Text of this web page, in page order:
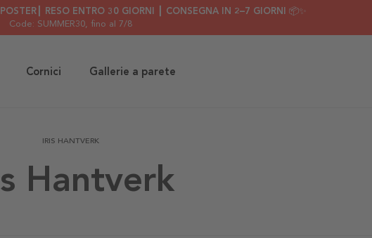
RESO ENTRO 30 GIORNI ┃ CONSEGNA IN 2–7 GIORNI 📦✨
Code: SUMMER30, fino al 7/8
Cornici Gallerie a parete
IRIS HANTVERK
Hantverk